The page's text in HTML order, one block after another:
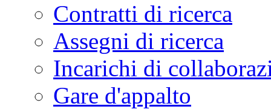
Contratti di ricerca
Assegni di ricerca
Incarichi di
Gare d'appalto